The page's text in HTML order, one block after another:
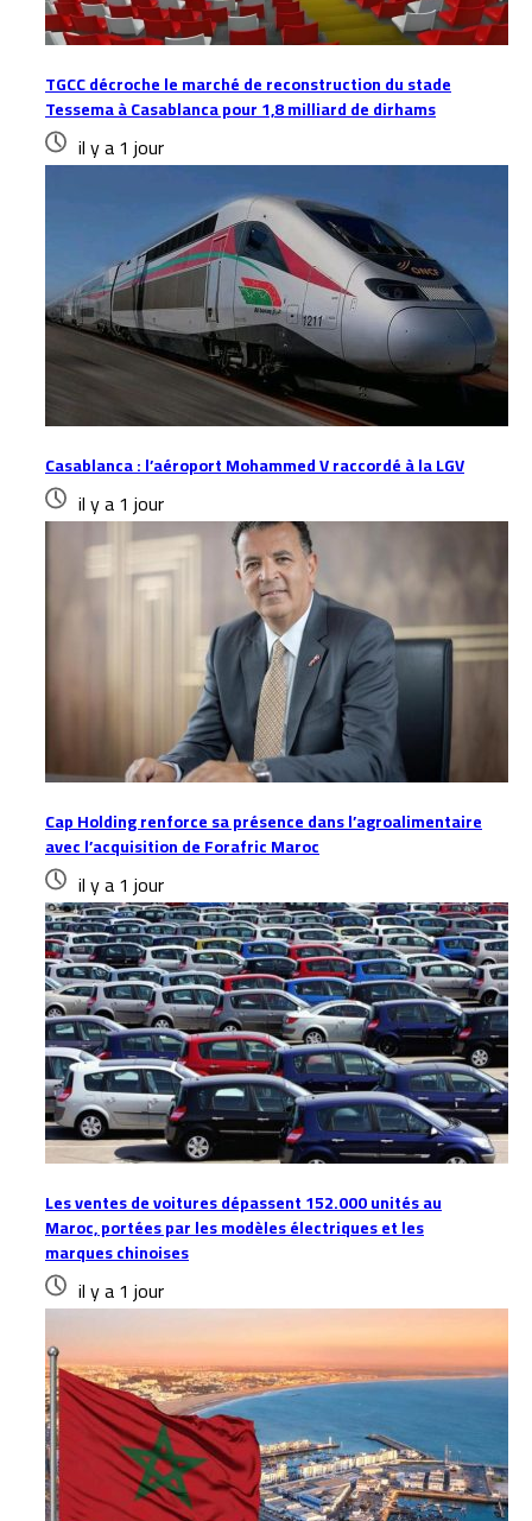
TGCC décroche le marché de reconstruction du stade
Tessema à Casablanca pour 1,8 milliard de dirhams
il y a 1 jour
Casablanca : l’aéroport Mohammed V raccordé à la LGV
il y a 1 jour
Cap Holding renforce sa présence dans l’agroalimentaire
avec l’acquisition de Forafric Maroc
il y a 1 jour
Les ventes de voitures dépassent 152.000 unités au
Maroc, portées par les modèles électriques et les
marques chinoises
il y a 1 jour